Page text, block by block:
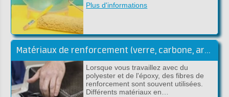
Plus d'informations
Matériaux de renforcement (verre, carbone, aramide)
Lorsque vous travaillez avec du
polyester et de l'époxy, des fibres de
renforcement sont souvent utilisées.
Différents matériaux en…